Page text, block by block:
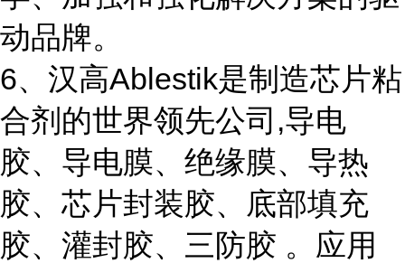
动品牌。
6、汉高Ablestik是制造芯片粘
合剂的世界领先公司,导电
胶、导电膜、绝缘膜、导热
胶、芯片封装胶、底部填充
胶、灌封胶、三防胶 。应用